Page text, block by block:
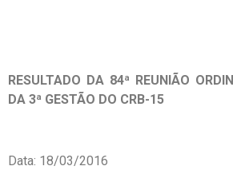
RESULTADO DA 84ª REUNIÃO
DA 3ª GESTÃO DO CRB-15
Data: 18/03/2016